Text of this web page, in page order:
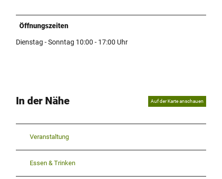
Öffnungszeiten
Dienstag - Sonntag 10:00 - 17:00 Uhr
In der Nähe Auf der Karte anschauen
Veranstaltung
Essen & Trinken